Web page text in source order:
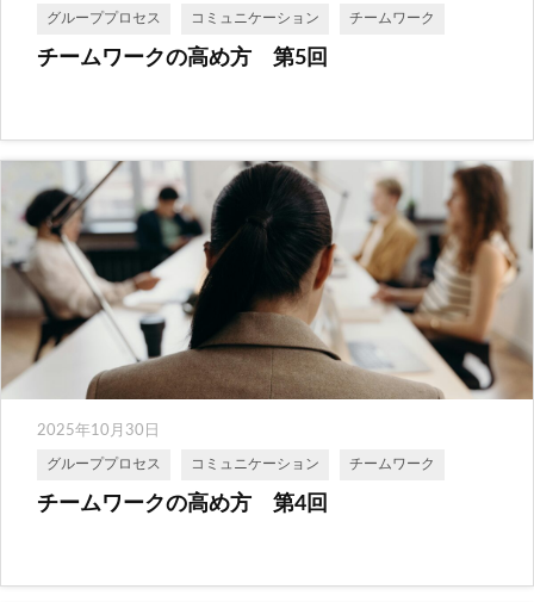
グループプロセス コミュニケーション チームワーク
チームワークの高め方 第5回
2025年10月30日
グループプロセス コミュニケーション チームワーク
チームワークの高め方 第4回